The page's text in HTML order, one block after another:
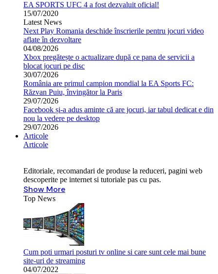
EA SPORTS UFC 4 a fost dezvaluit oficial!
15/07/2020
Latest News
Next Play Romania deschide înscrierile pentru jocuri video
aflate în dezvoltare
04/08/2026
Xbox pregătește o actualizare după ce pana de servicii a
blocat jocuri pe disc
30/07/2026
România are primul campion mondial la EA Sports FC:
Răzvan Puiu, învingător la Paris
29/07/2026
Facebook și-a adus aminte că are jocuri, iar tabul dedicat e din
nou la vedere pe desktop
29/07/2026
Articole
Articole
Editoriale, recomandari de produse la reduceri, pagini web
descoperite pe internet si tutoriale pas cu pas.
Show More
Top News
Cum poti urmari posturi tv online si care sunt cele mai bune
site-uri de streaming
04/07/2022